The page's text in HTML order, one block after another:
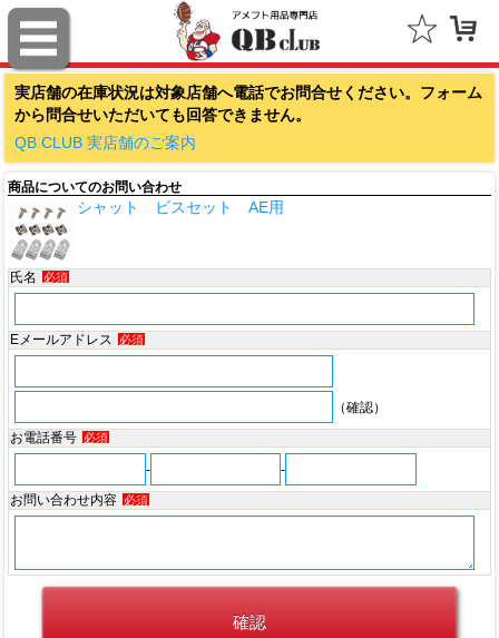
実店舗の在庫状況は対象店舗へ電話でお問合せください。フォーム
から問合せいただいても回答できません。
QB CLUB 実店舗のご案内
商品についてのお問い合わせ
シャット ビスセット AE用
氏名 必須
Eメールアドレス 必須
（確認）
お電話番号 必須
-
-
お問い合わせ内容 必須
ファナティクス（Fanatics）
アウトドアキャップ（Outdoor Cap Company）
スポルディング（SPALDING）
ミッチェル＆ネス（Mitchell & Ness）
ポータフォン（PORTAPHONE）
ギルマンギア（Gilman Gear）
サムプロ（ThumbPRO）